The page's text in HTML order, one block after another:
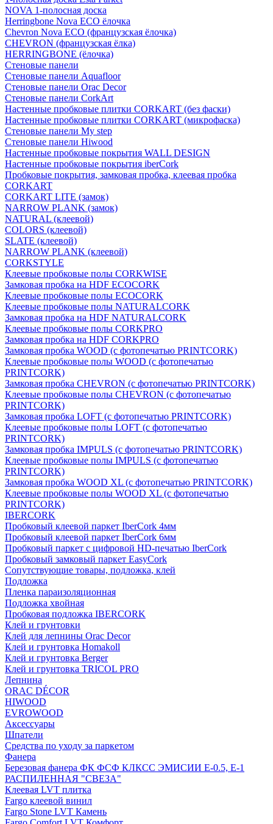
NOVA 1-полосная доска
Herringbone Nova ECO ёлочка
Chevron Nova ECO (французская ёлочка)
CHEVRON (французская ёлка)
HERRINGBONE (ёлочка)
Стеновые панели
Стеновые панели Aquafloor
Стеновые панели Orac Decor
Стеновые панели CorkArt
Настенные пробковые плитки CORKART (без фаски)
Настенные пробковые плитки CORKART (микрофаска)
Стеновые панели My step
Стеновые панели Hiwood
Настенные пробковые покрытия WALL DESIGN
Настенные пробковые покрытия iberCork
Пробковые покрытия, замковая пробка, клеевая пробка
CORKART
CORKART LITE (замок)
NARROW PLANK (замок)
NATURAL (клеевой)
COLORS (клеевой)
SLATE (клеевой)
NARROW PLANK (клеевой)
CORKSTYLE
Клеевые пробковые полы CORKWISE
Замковая пробка на HDF ECOCORK
Клеевые пробковые полы ECOCORK
Клеевые пробковые полы NATURALCORK
Замковая пробка на HDF NATURALCORK
Клеевые пробковые полы CORKPRO
Замковая пробка на HDF CORKPRO
Замковая пробка WOOD (с фотопечатью PRINTCORK)
Клеевые пробковые полы WOOD (с фотопечатью
PRINTCORK)
Замковая пробка CHEVRON (с фотопечатью PRINTCORK)
Клеевые пробковые полы CHEVRON (с фотопечатью
PRINTCORK)
Замковая пробка LOFT (с фотопечатью PRINTCORK)
Клеевые пробковые полы LOFT (с фотопечатью
PRINTCORK)
Замковая пробка IMPULS (с фотопечатью PRINTCORK)
Клеевые пробковые полы IMPULS (с фотопечатью
PRINTCORK)
Замковая пробка WOOD XL (с фотопечатью PRINTCORK)
Клеевые пробковые полы WOOD XL (с фотопечатью
PRINTCORK)
IBERCORK
Пробковый клеевой паркет IberCork 4мм
Пробковый клеевой паркет IberCork 6мм
Пробковый паркет с цифровой HD-печатью IberCork
Пробковый замковый паркет EasyCork
Сопутствующие товары, подложка, клей
Подложка
Пленка параизоляционная
Подложка хвойная
Пробковая подложка IBERCORK
Клей и грунтовки
Клей для лепнины Orac Decor
Клей и грунтовка Homakoll
Клей и грунтовка Berger
Клей и грунтовка TRICOL PRO
Лепнина
ORAC DÉCOR
HIWOOD
EVROWOOD
Аксессуары
Шпатели
Средства по уходу за паркетом
Фанера
Березовая фанера ФК ФСФ КЛКСС ЭМИСИИ Е-0.5, Е-1
РАСПИЛЕННАЯ "СВЕЗА"
Клеевая LVT плитка
Fargo клеевой винил
Fargo Stone LVT Камень